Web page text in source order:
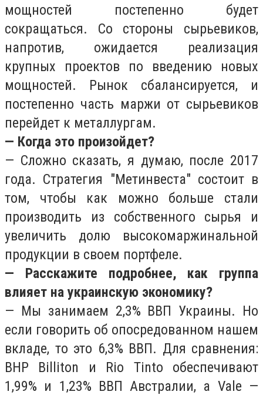
мощностей постепенно будет
сокращаться. Со стороны сырьевиков,
напротив, ожидается реализация
крупных проектов по введению новых
мощностей. Рынок сбалансируется, и
постепенно часть маржи от сырьевиков
перейдет к металлургам.
— Когда это произойдет?
— Сложно сказать, я думаю, после 2017
года. Стратегия "Метинвеста" состоит в
том, чтобы как можно больше стали
производить из собственного сырья и
увеличить долю высокомаржинальной
продукции в своем портфеле.
— Расскажите подробнее, как группа
влияет на украинскую экономику?
— Мы занимаем 2,3% ВВП Украины. Но
если говорить об опосредованном нашем
вкладе, то это 6,3% ВВП. Для сравнения:
BHP Billiton и Rio Tinto обеспечивают
1,99% и 1,23% ВВП Австралии, а Vale —